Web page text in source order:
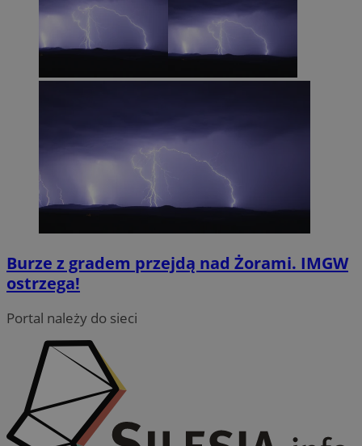
Burze z gradem przejdą nad Żorami. IMGW
ostrzega!
Portal należy do sieci
INGRESSCOOKIE
bh.contextweb.com